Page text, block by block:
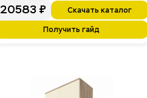
20583 ₽ Скачать каталог
Получить гайд